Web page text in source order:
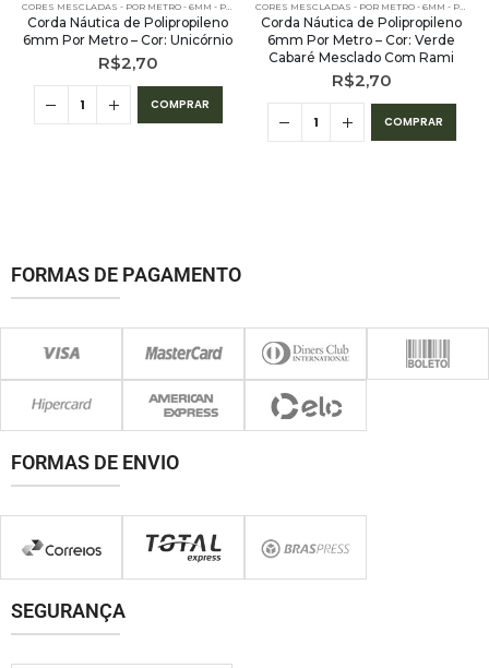
CORES MESCLADAS - POR METRO - 6MM - POLIPROPILENO
Corda Náutica de Polipropileno
6mm Por Metro – Cor: Unicórnio
R$2,70
COMPRAR
CORES MESCLADAS - POR METRO - 6MM - POLIPROPILENO
Corda Náutica de Polipropileno
6mm Por Metro – Cor: Verde
Cabaré Mesclado Com Rami
R$2,70
COMPRAR
FORMAS DE PAGAMENTO
FORMAS DE ENVIO
SEGURANÇA